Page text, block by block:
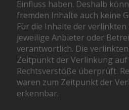
Einfluss haben. Deshalb
fremden Inhalte auch keine
Für die Inhalte der
jeweilige Anbieter oder
verantwortlich. Die
Zeitpunkt der Verlinkung auf
Rechtsverstöße überprüft.
waren zum Zeitpunkt der
erkennbar.